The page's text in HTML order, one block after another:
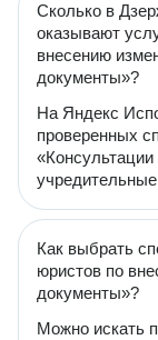
Сколько в
оказывают
внесению
документы»?
На Яндекс
проверенных
Как выбрать
юристов по
документы»?
Можно искать